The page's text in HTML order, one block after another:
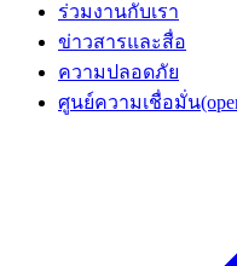
ร่วมงานกับเรา
ข่าวสารและสื่อ
ความปลอดภัย
ศูนย์ความเชื่อมั่น